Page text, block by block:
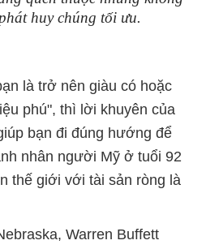
huy chúng tối ưu.
là trở nên giàu có hoặc
phú", thì lời khuyên của
bạn đi đúng hướng để
nhân người Mỹ ở tuổi 92
thế giới với tài sản ròng là
Warren Buffett